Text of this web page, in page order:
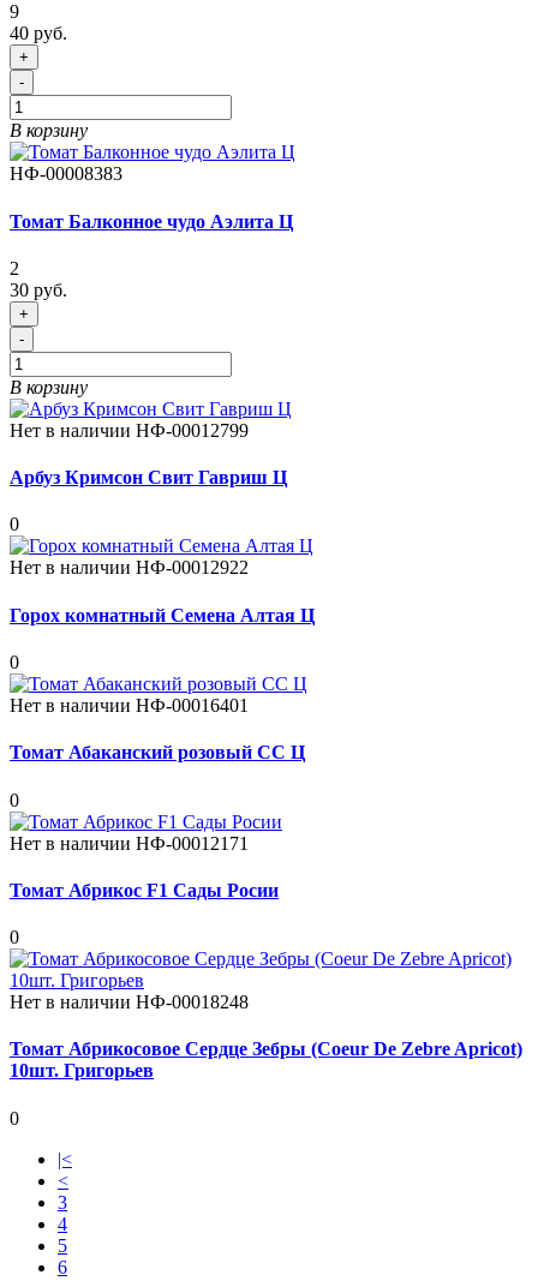
9
40 руб.
+
-
В корзину
НФ-00008383
Томат Балконное чудо Аэлита Ц
2
30 руб.
+
-
В корзину
Нет в наличии НФ-00012799
Арбуз Кримсон Свит Гавриш Ц
0
Нет в наличии НФ-00012922
Горох комнатный Семена Алтая Ц
0
Нет в наличии НФ-00016401
Томат Абаканский розовый СС Ц
0
Нет в наличии НФ-00012171
Томат Абрикос F1 Сады Росии
0
Нет в наличии НФ-00018248
Томат Абрикосовое Сердце Зебры (Coeur De Zebre Apricot)
10шт. Григорьев
0
|<
<
3
4
5
6